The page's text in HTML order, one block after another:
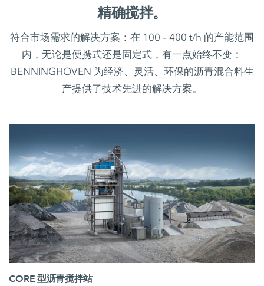
精确搅拌。
符合市场需求的解决方案：在 100 – 400 t/h 的产能范围
内，无论是便携式还是固定式，有一点始终不变：
BENNINGHOVEN 为经济、灵活、环保的沥青混合料生
产提供了技术先进的解决方案。
CORE 型沥青搅拌站